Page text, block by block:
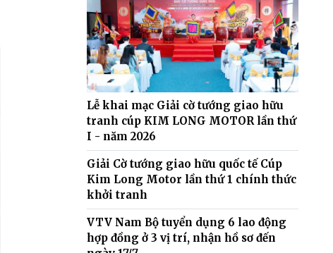
Lễ khai mạc Giải cờ tướng giao hữu
tranh cúp KIM LONG MOTOR lần thứ
I - năm 2026
Giải Cờ tướng giao hữu quốc tế Cúp
Kim Long Motor lần thứ 1 chính thức
khởi tranh
VTV Nam Bộ tuyển dụng 6 lao động
hợp đồng ở 3 vị trí, nhận hồ sơ đến